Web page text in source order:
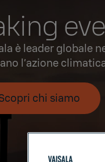
è leader globale
l’azione
chi siamo